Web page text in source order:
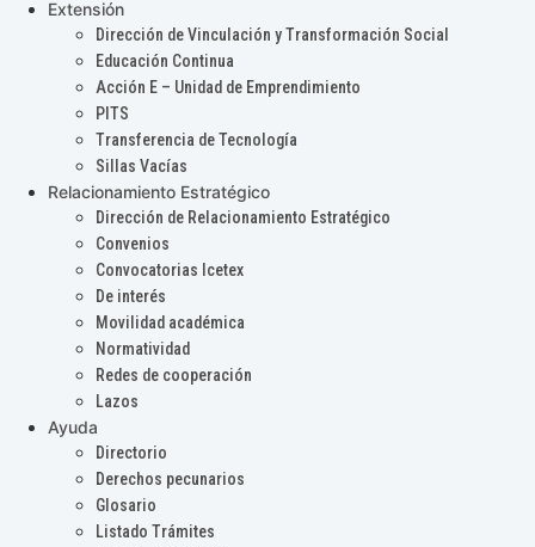
Extensión
Dirección de Vinculación y Transformación Social
Educación Continua
Acción E – Unidad de Emprendimiento
PITS
Transferencia de Tecnología
Sillas Vacías
Relacionamiento Estratégico
Dirección de Relacionamiento Estratégico
Convenios
Convocatorias Icetex
De interés
Movilidad académica
Normatividad
Redes de cooperación
Lazos
Ayuda
Directorio
Derechos pecunarios
Glosario
Listado Trámites